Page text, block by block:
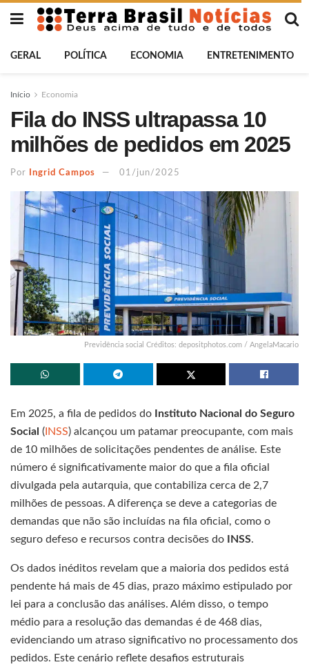
GERAL POLÍTICA ECONOMIA ENTRETENIMENTO
Início Economia
Fila do INSS ultrapassa 10
milhões de pedidos em 2025
Por Ingrid Campos 01/jun/2025
Previdência social Créditos: depositphotos.com / AngelaMacario
Em 2025, a fila de pedidos do
Instituto Nacional do Seguro
Social ( INSS) alcançou um patamar preocupante, com mais
de 10 milhões de solicitações pendentes de análise. Este
número é significativamente maior do que a fila oficial
divulgada pela autarquia, que contabiliza cerca de 2,7
milhões de pessoas. A diferença se deve a categorias de
demandas que não são incluídas na fila oficial, como o
seguro defeso e recursos contra decisões do
INSS.
Os dados inéditos revelam que a maioria dos pedidos está
pendente há mais de 45 dias, prazo máximo estipulado por
lei para a conclusão das análises. Além disso, o tempo
médio para a resolução das demandas é de 468 dias,
evidenciando um atraso significativo no processamento dos
pedidos. Este cenário reflete desafios estruturais